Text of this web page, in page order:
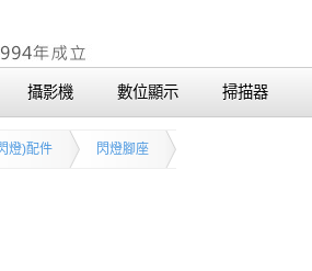
攝影機 數位顯示 掃描器
燈)配件 閃燈腳座